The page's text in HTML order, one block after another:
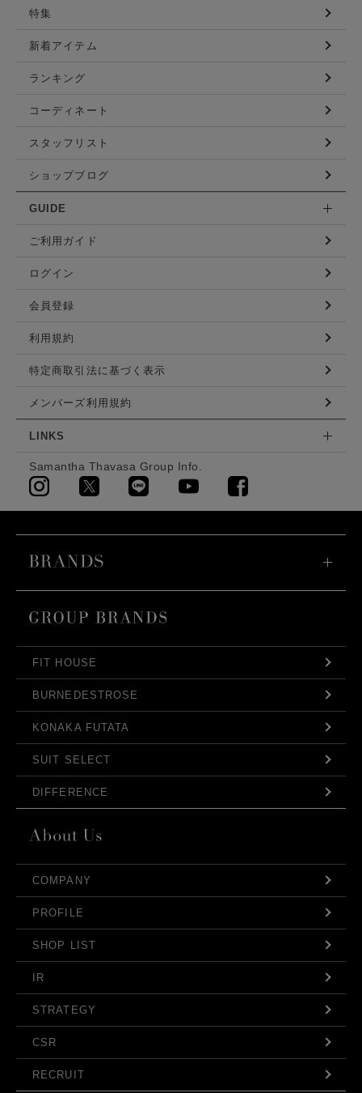
特集
新着アイテム
ランキング
コーディネート
スタッフリスト
ショップブログ
GUIDE
ご利用ガイド
ログイン
会員登録
利用規約
特定商取引法に基づく表示
メンバーズ利用規約
LINKS
Samantha Thavasa Group Info.
FIT HOUSE
BURNEDESTROSE
KONAKA FUTATA
SUIT SELECT
DIFFERENCE
COMPANY
PROFILE
SHOP LIST
IR
STRATEGY
CSR
RECRUIT